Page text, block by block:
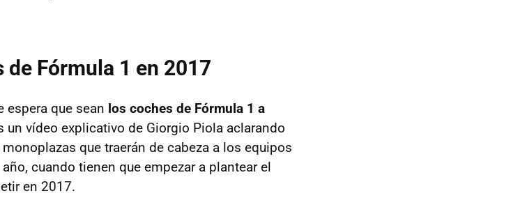
Fórmula 1 en 2017
espera que sean los coches de Fórmula 1 a
un vídeo explicativo de Giorgio Piola aclarando
que traerán de cabeza a los equipos
cuando tienen que empezar a plantear el
en 2017.